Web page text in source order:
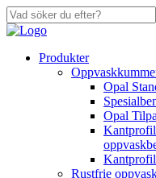
Produkter
Opal
Opal
Rustfrie